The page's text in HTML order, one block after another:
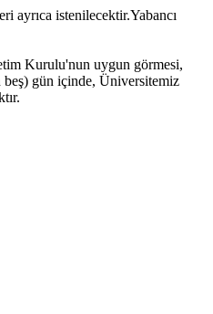
ayrıca istenilecektir.Yabancı
Kurulu'nun uygun görmesi,
beş) gün içinde, Üniversitemiz